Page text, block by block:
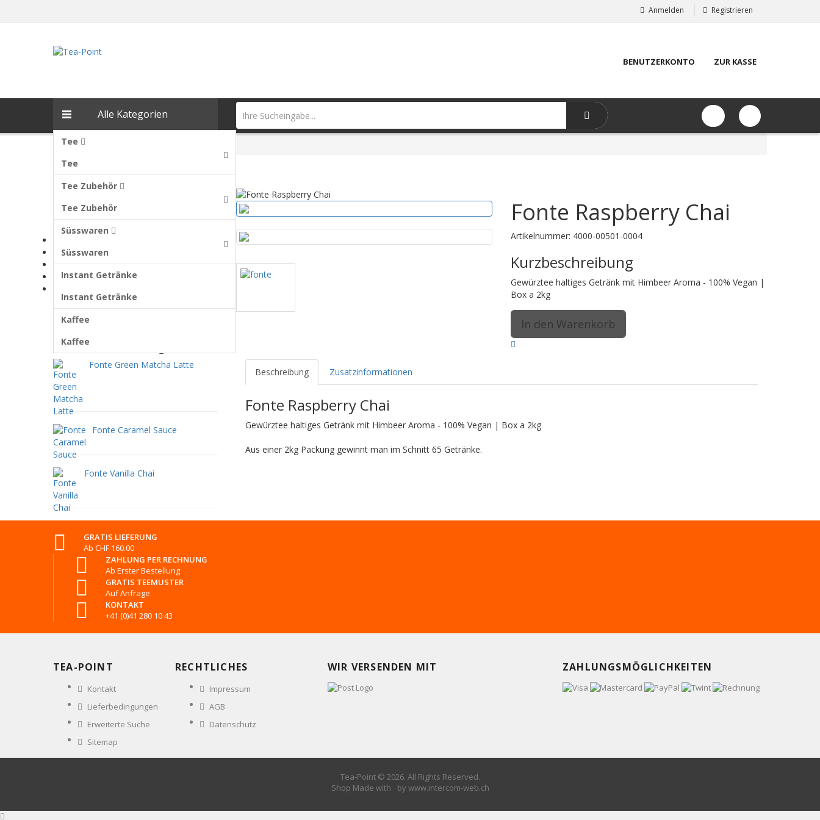
Anmelden Registrieren
BENUTZERKONTO ZUR KASSE
Alle Kategorien
Tee
Tee
Tee Zubehör
Tee Zubehör
Süsswaren
Süsswaren
Instant Getränke
Instant Getränke
Kaffee
Kaffee
Fonte Raspberry Chai
Zurück
Kategorien
Tee Zubehör
Süsswaren
Instant Getränke
Oft zusammen gekauft:
Fonte Green Matcha Latte
Fonte Caramel Sauce
Fonte Vanilla Chai
Fonte Raspberry Chai
Artikelnummer: 4000-00501-0004
Kurzbeschreibung
Gewürztee haltiges Getränk mit Himbeer Aroma - 100% Vegan |
Box a 2kg
Beschreibung Zusatzinformationen
Fonte Raspberry Chai
Gewürztee haltiges Getränk mit Himbeer Aroma - 100% Vegan | Box a 2kg
Aus einer 2kg Packung gewinnt man im Schnitt 65 Getränke.
GRATIS LIEFERUNG
Ab CHF 160.00
ZAHLUNG PER RECHNUNG
Ab Erster Bestellung
GRATIS TEEMUSTER
Auf Anfrage
KONTAKT
+41 (0)41 280 10 43
TEA-POINT
Kontakt
Lieferbedingungen
Erweiterte Suche
Sitemap
RECHTLICHES
Impressum
AGB
Datenschutz
WIR VERSENDEN MIT ZAHLUNGSMÖGLICHKEITEN
Tea-Point © 2026. All Rights Reserved.
Shop Made with
by www.intercom-web.ch